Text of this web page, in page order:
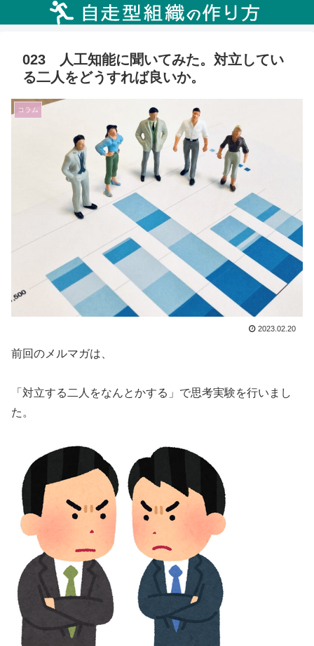
023 人工知能に聞いてみた。対立してい
る二人をどうすれば良いか。
コラム
2023.02.20
前回のメルマガは、
「対立する二人をなんとかする」で思考実験を行いまし
た。